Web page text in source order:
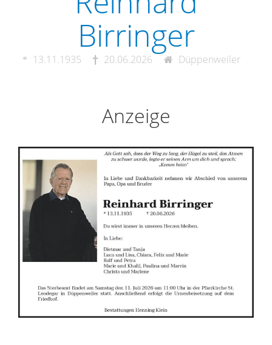
Birringer
13.11.1935 20.06.2026 Düppenweiler
Anzeige